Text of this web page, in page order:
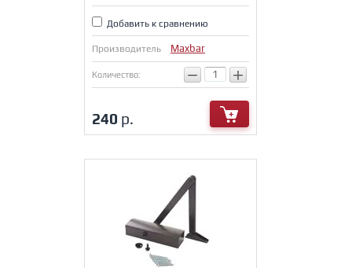
Добавить к сравнению
Производитель Maxbar
Количество: − +
240 р.